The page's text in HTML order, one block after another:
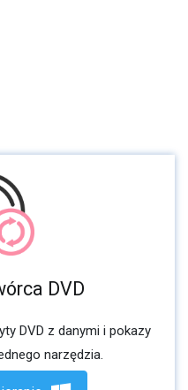
DVD
DVD z danymi i pokazy
narzędzia.